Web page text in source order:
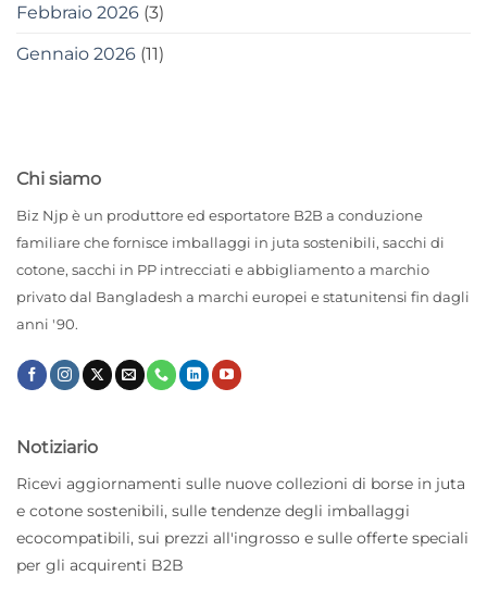
Febbraio 2026 (3)
Gennaio 2026 (11)
Chi siamo
Biz Njp è un produttore ed esportatore B2B a conduzione
familiare che fornisce imballaggi in juta sostenibili, sacchi di
cotone, sacchi in PP intrecciati e abbigliamento a marchio
privato dal Bangladesh a marchi europei e statunitensi fin dagli
anni '90.
Notiziario
Ricevi aggiornamenti sulle nuove collezioni di borse in juta
e cotone sostenibili, sulle tendenze degli imballaggi
ecocompatibili, sui prezzi all'ingrosso e sulle offerte speciali
per gli acquirenti B2B